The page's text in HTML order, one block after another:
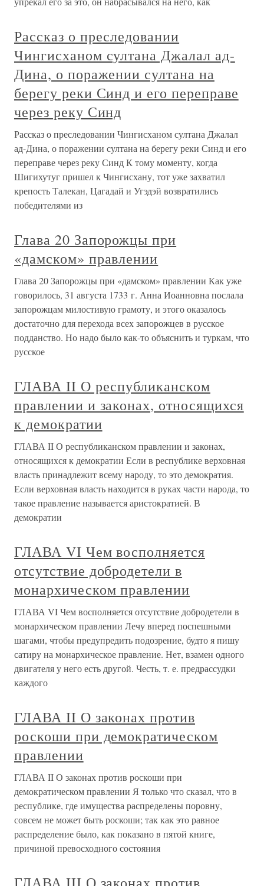
Рассказ о преследовании
Чингисханом султана Джалал ад-
Дина, о поражении султана на
берегу реки Синд и его переправе
через реку Синд
Рассказ о преследовании Чингисханом султана Джалал
ад-Дина, о поражении султана на берегу реки Синд и его
переправе через реку Синд К тому моменту, когда
Шигихутуг пришел к Чингисхану, тот уже захватил
крепость Талекан, Цагадай и Угэдэй возвратились
победителями из
Глава 20 Запорожцы при
«дамском» правлении
Глава 20 Запорожцы при «дамском» правлении Как уже
говорилось, 31 августа 1733 г. Анна Иоанновна послала
запорожцам милостивую грамоту, и этого оказалось
достаточно для перехода всех запорожцев в русское
подданство. Но надо было как-то объяснить и туркам, что
русское
ГЛАВА II О республиканском
правлении и законах, относящихся
к демократии
ГЛАВА II О республиканском правлении и законах,
относящихся к демократии Если в республике верховная
власть принадлежит всему народу, то это демократия.
Если верховная власть находится в руках части народа, то
такое правление называется аристократией. В
демократии
ГЛАВА VI Чем восполняется
отсутствие добродетели в
монархическом правлении
ГЛАВА VI Чем восполняется отсутствие добродетели в
монархическом правлении Лечу вперед поспешными
шагами, чтобы предупредить подозрение, будто я пишу
сатиру на монархическое правление. Нет, взамен одного
двигателя у него есть другой. Честь, т. е. предрассудки
каждого
ГЛАВА II О законах против
роскоши при демократическом
правлении
ГЛАВА II О законах против роскоши при
демократическом правлении Я только что сказал, что в
республике, где имущества распределены поровну,
совсем не может быть роскоши; так как это равное
распределение было, как показано в пятой книге,
причиной превосходного состояния